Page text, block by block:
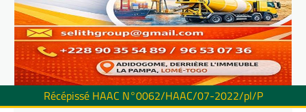
Récépissé HAAC N°0062/HAAC/07-2022/pl/P